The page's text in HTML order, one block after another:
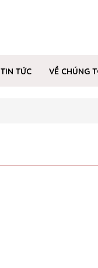
TIN TỨC VỀ CHÚNG